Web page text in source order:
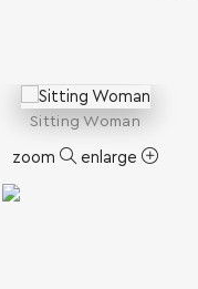
SEARCH AND PRESS ENTER
Sitting Woman
zoom enlarge